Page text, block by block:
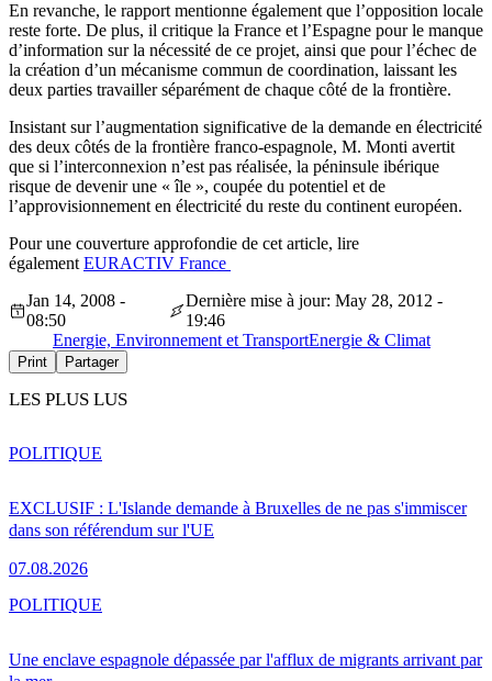
En revanche, le rapport mentionne également que l’opposition locale
reste forte. De plus, il critique la France et l’Espagne pour le manque
d’information sur la nécessité de ce projet, ainsi que pour l’échec de
la création d’un mécanisme commun de coordination, laissant les
deux parties travailler séparément de chaque côté de la frontière.
Insistant sur l’augmentation significative de la demande en électricité
des deux côtés de la frontière franco-espagnole, M. Monti avertit
que si l’interconnexion n’est pas réalisée, la péninsule ibérique
risque de devenir une « île », coupée du potentiel et de
l’approvisionnement en électricité du reste du continent européen.
Pour une couverture approfondie de cet article, lire
également EURACTIV France
Jan 14, 2008 -
08:50
Dernière mise à jour: May 28, 2012 -
19:46
Energie, Environnement et TransportEnergie & Climat
Print Partager
LES PLUS LUS
EXCLUSIF : L'Islande demande à Bruxelles de ne pas s'immiscer
dans son référendum sur l'UE
07.08.2026
POLITIQUE
Une enclave espagnole dépassée par l'afflux de migrants arrivant par
POLITIQUE